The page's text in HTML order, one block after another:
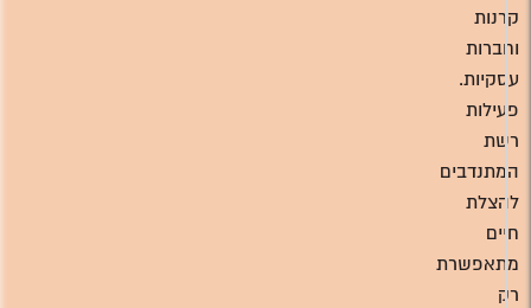
קרנות
וחברות
עסקיות.
פעילות
רשת
המתנדבים
להצלת
חיים
מתאפשרת
רק